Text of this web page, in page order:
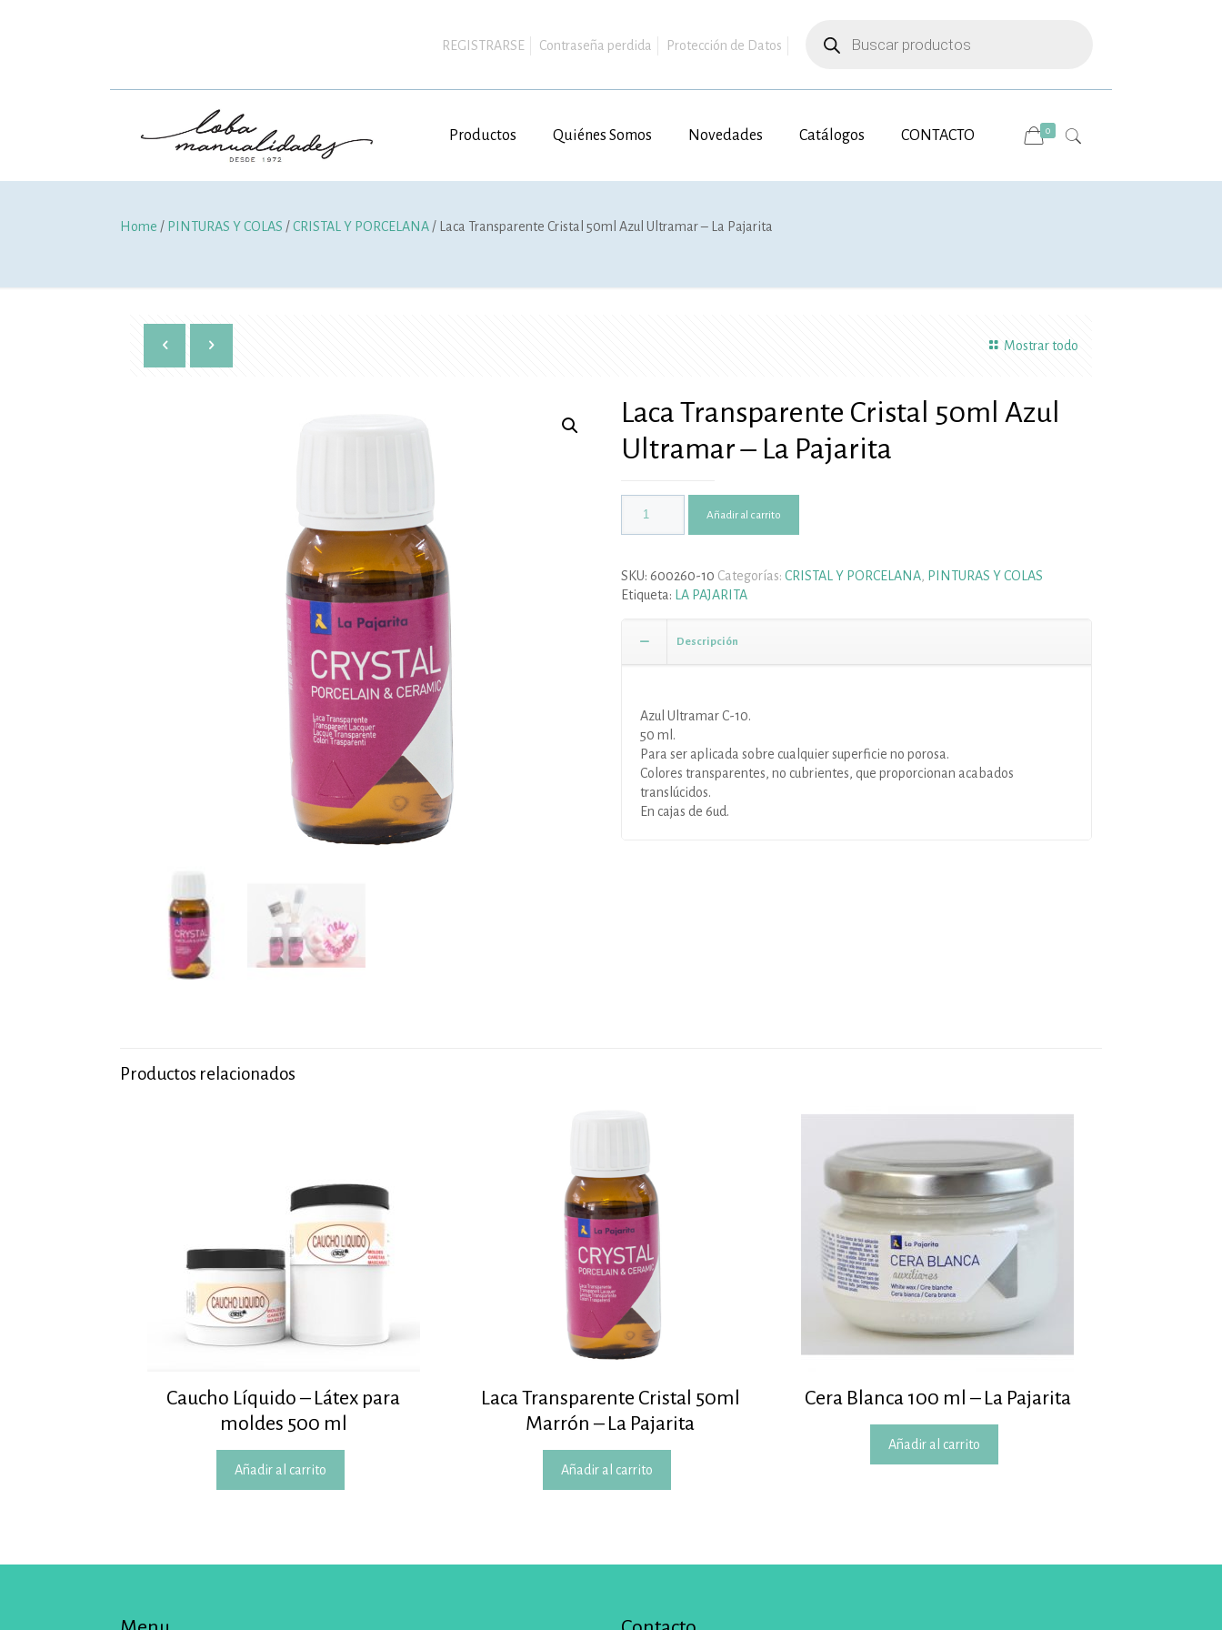
REGISTRARSE Contraseña perdida Protección de Datos
productos
Productos Quiénes Somos Novedades Catálogos CONTACTO 0
Home / PINTURAS Y COLAS /CRISTAL Y PORCELANA / Laca Transparente Cristal 50ml Azul Ultramar – La Pajarita
Mostrar todo
Laca Transparente Cristal 50ml Azul
Ultramar – La Pajarita
Añadir al carrito
SKU: 600260-10 Categorías: CRISTAL Y PORCELANA,
PINTURAS Y COLAS
Etiqueta:
LA PAJARITA
Descripción
Azul Ultramar C-10.
50 ml.
Para ser aplicada sobre cualquier superficie no porosa.
Colores transparentes, no cubrientes, que proporcionan acabados
translúcidos.
En cajas de 6ud.
Productos relacionados
Caucho Líquido – Látex para
moldes 500 ml
Añadir al carrito
Laca Transparente Cristal 50ml
Marrón – La Pajarita
Añadir al carrito
Cera Blanca 100 ml – La Pajarita
Añadir al carrito